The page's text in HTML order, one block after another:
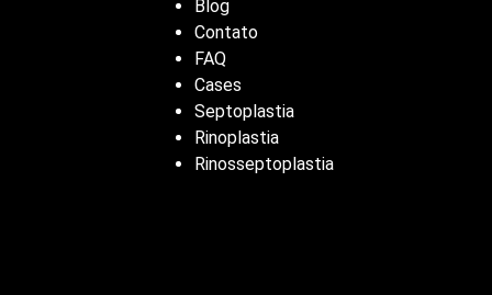
Blog
Contato
FAQ
Cases
Septoplastia
Rinoplastia
Rinosseptoplastia